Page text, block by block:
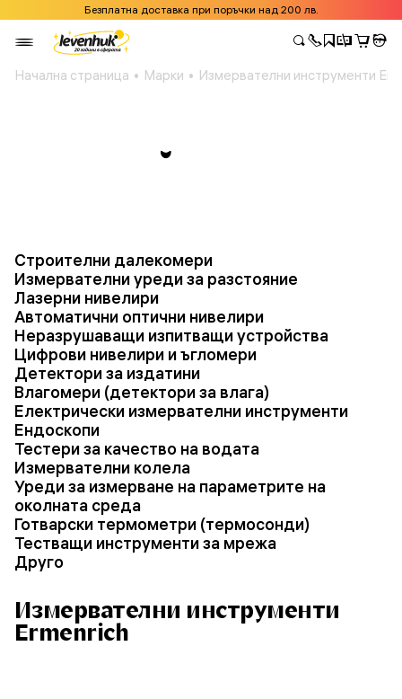
Безплатна доставка при поръчки над 200 лв.
Начална страница Марки Измервателни инструменти
Строителни далекомери
Измервателни уреди за разстояние
Лазерни нивелири
Автоматични оптични нивелири
Неразрушаващи изпитващи устройства
Цифрови нивелири и ъгломери
Детектори за издатини
Влагомери (детектори за влага)
Електрически измервателни инструменти
Ендоскопи
Тестери за качество на водата
Измервателни колела
Уреди за измерване на параметрите на
околната среда
Готварски термометри (термосонди)
Тестващи инструменти за мрежа
Друго
Измервателни инструменти
Ermenrich